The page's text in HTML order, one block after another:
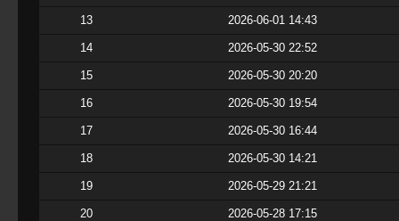
13 2026-06-01 14:43
14 2026-05-30 22:52
15 2026-05-30 20:20
16 2026-05-30 19:54
17 2026-05-30 16:44
18 2026-05-30 14:21
19 2026-05-29 21:21
20 2026-05-28 17:15